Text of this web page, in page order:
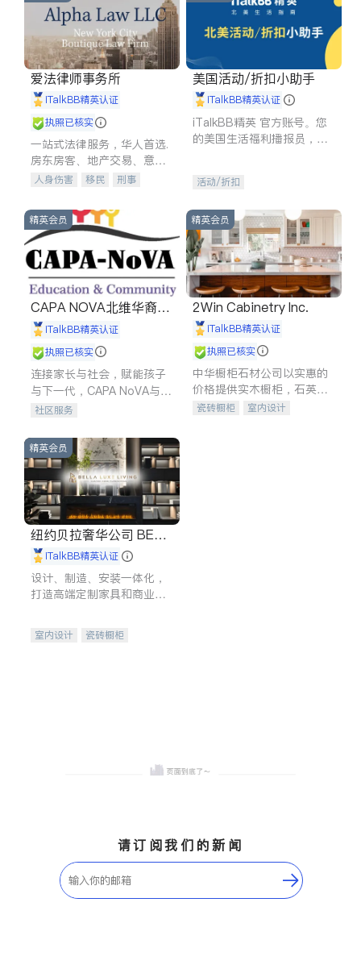
爱法律师事务所
iTalkBB精英认证
执照已核实
一站式法律服务，华人首选.
房东房客、地产交易、意外
伤害、车祸重伤、商业诉
建筑合同、刑事案件全包办
人身伤害 移民
刑事
信托/遗嘱
商业
索赔
律师-其它 保释
美国活动/折扣小助手
iTalkBB精英认证
iTalkBB精英 官方账号。您
的美国生活福利播报员，精
专属福利。
活动/折扣
精英会员
CAPA NOVA北维华裔家
长会iTalkBB精英认证
执照已核实
连接家长与社会，赋能孩子
与下一代，CAPA NoVA与您
携手建设包容、公平、充满
社区服务
精英会员
2Win Cabinetry Inc.
iTalkBB精英认证
执照已核实
中华橱柜石材公司以实惠的
价格提供实木橱柜，石英石
台面，多种优质不锈钢水
瓷砖橱柜
室内设计
精英会员
纽约贝拉奢华公司 BELL
A LUXE
iTalkBB精英认证
设计、制造、安装一体化，
打造高端定制家具和商业空
室内设计
瓷砖橱柜
请订阅我们的新闻